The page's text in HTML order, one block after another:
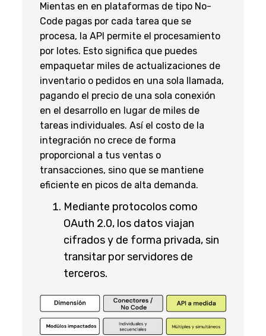
Mientas en en plataformas de tipo No-
Code pagas por cada tarea que se
procesa, la API permite el procesamiento
por lotes. Esto significa que puedes
empaquetar miles de actualizaciones de
inventario o pedidos en una sola llamada,
pagando el precio de una sola conexión
en el desarrollo en lugar de miles de
tareas individuales. Así el costo de la
integración no crece de forma
proporcional a tus ventas o
transacciones, sino que se mantiene
eficiente en picos de alta demanda.
Mediante protocolos como
OAuth 2.0, los datos viajan
cifrados y de forma privada, sin
transitar por servidores de
terceros.